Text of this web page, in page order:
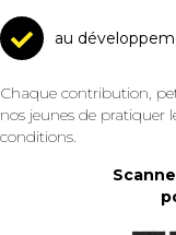
au
Chaque contribution,
nos jeunes de pratiquer
conditions.